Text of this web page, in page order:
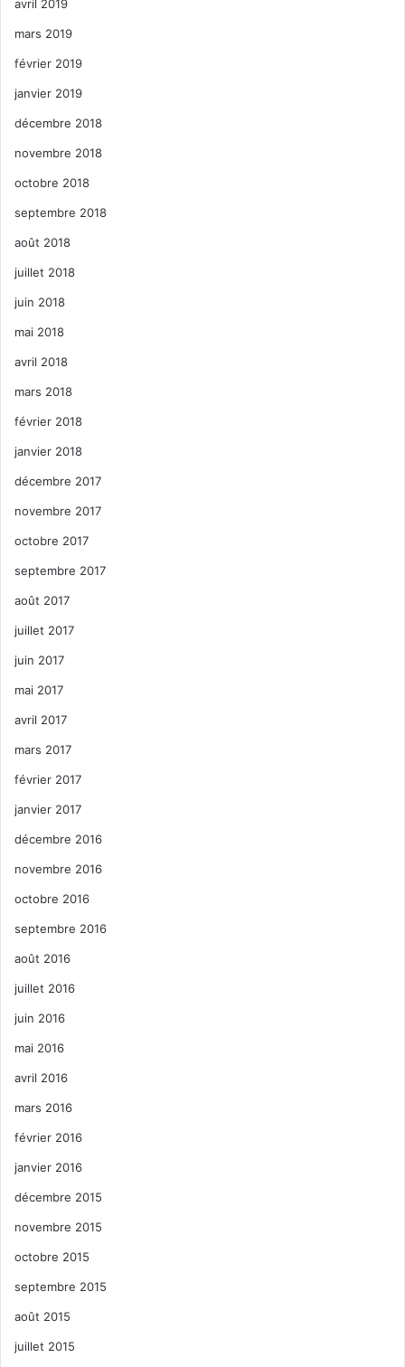
avril 2019
mars 2019
février 2019
janvier 2019
décembre 2018
novembre 2018
octobre 2018
septembre 2018
août 2018
juillet 2018
juin 2018
mai 2018
avril 2018
mars 2018
février 2018
janvier 2018
décembre 2017
novembre 2017
octobre 2017
septembre 2017
août 2017
juillet 2017
juin 2017
mai 2017
avril 2017
mars 2017
février 2017
janvier 2017
décembre 2016
novembre 2016
octobre 2016
septembre 2016
août 2016
juillet 2016
juin 2016
mai 2016
avril 2016
mars 2016
février 2016
janvier 2016
décembre 2015
novembre 2015
octobre 2015
septembre 2015
août 2015
juillet 2015